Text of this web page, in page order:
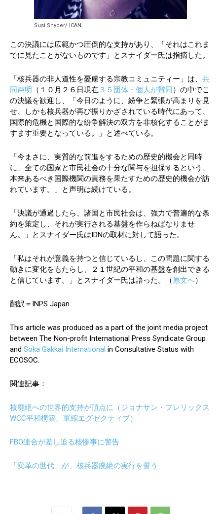
Susi Snyder/ ICAN
この決議には広範かつ圧倒的な支持があり、「それはこれま
でに見たことがないものです」とスナイダー氏は指摘した。
「核兵器の非人道性を憂慮する宗教コミュニティー」は、 共
同声明
（１０月２６日現在 ３５団体・個人が賛同）の中でこ
の決議を歓迎し、「今日のように、紛争と緊張が高まりを見
せ、しかも核兵器が再び振りかざされている時代にあって、
国際的危機と国際的な紛争解決の双方を非核化することがま
すます重要となっている。」と述べている。
「今まさに、実質的な前進をするための歴史的機会と同時
に、全ての国家と市民社会の十分な関与を担保するという、
本来あるべき国際機関の責務を果たすための歴史的機会が訪
れています。」と声明は続けている。
「決議が通過したら、諸国と市民社会は、強力で普遍的な条
約を策定し、それが実行される基盤を作らねばなりませ
ん。」とスナイダー氏はIDNの取材に対して語った。
「私はそれが意義を持つと信じているし、この問題に関する
動きに変化をもたらし、２１世紀の平和の基盤を創出できる
と信じています。」とスナイダー氏は語った。（原文へ）
翻訳＝INPS Japan
This article was produced as a part of the joint media project
between The Non-profit International Press Syndicate Group
and Soka Gakkai International in Consultative Status with
ECOSOC.
関連記事：
核廃絶への世界的支持が頂点に（ジョナサン・フレリックス
WCC平和構築、軍縮エグゼクティブ）
FBO連合が差し迫る核惨事に警告
「変革の世代」が、核兵器廃絶の実行を誓う